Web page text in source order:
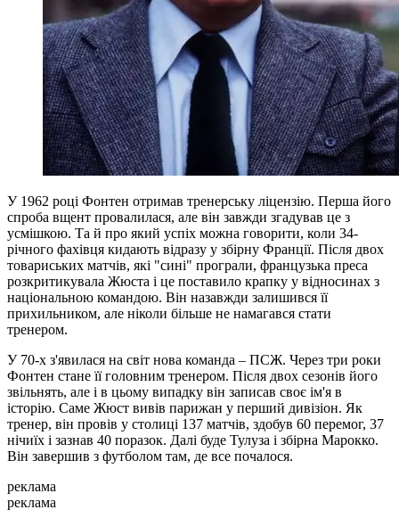
У 1962 році Фонтен отримав тренерську ліцензію. Перша його
спроба вщент провалилася, але він завжди згадував це з
усмішкою. Та й про який успіх можна говорити, коли 34-
річного фахівця кидають відразу у збірну Франції. Після двох
товариських матчів, які "сині" програли, французька преса
розкритикувала Жюста і це поставило крапку у відносинах з
національною командою. Він назавжди залишився її
прихильником, але ніколи більше не намагався стати
тренером.
У 70-х з'явилася на світ нова команда – ПСЖ. Через три роки
Фонтен стане її головним тренером. Після двох сезонів його
звільнять, але і в цьому випадку він записав своє ім'я в
історію. Саме Жюст вивів парижан у перший дивізіон. Як
тренер, він провів у столиці 137 матчів, здобув 60 перемог, 37
нічиїх і зазнав 40 поразок. Далі буде Тулуза і збірна Марокко.
Він завершив з футболом там, де все почалося.
реклама
реклама